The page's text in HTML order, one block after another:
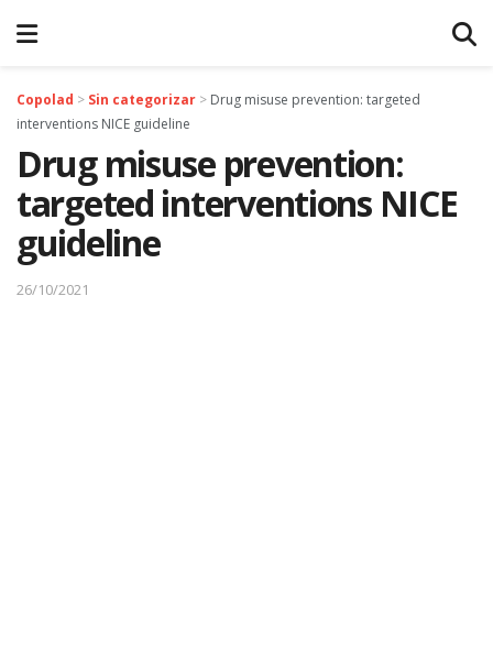
Copolad > Sin categorizar > Drug misuse prevention: targeted
interventions NICE guideline
Drug misuse prevention:
targeted interventions NICE
guideline
26/10/2021